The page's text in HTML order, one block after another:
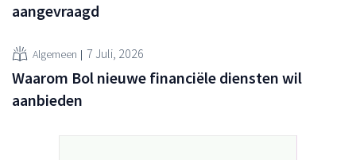
aangevraagd
Algemeen 7 Juli, 2026
Waarom Bol nieuwe financiële diensten wil
aanbieden